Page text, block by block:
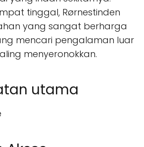
tinggal, Rørnestinden
yang sangat berharga
mencari pengalaman luar
menyeronokkan.
utama